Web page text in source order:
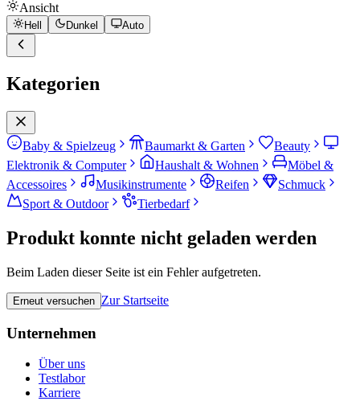
Ansicht
Hell Dunkel Auto
Kategorien
Baby & Spielzeug Baumarkt & Garten
Beauty
Elektronik & Computer
Haushalt & Wohnen
Möbel &
Accessoires
Musikinstrumente Reifen
Schmuck
Sport & Outdoor
Tierbedarf
Produkt konnte nicht geladen werden
Beim Laden dieser Seite ist ein Fehler aufgetreten.
Erneut versuchen Zur Startseite
Unternehmen
Über uns
Testlabor
Karriere